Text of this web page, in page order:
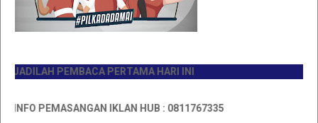
PEMBACA PERTAMA HARI INI
PEMASANGAN IKLAN HUB : 0811767335